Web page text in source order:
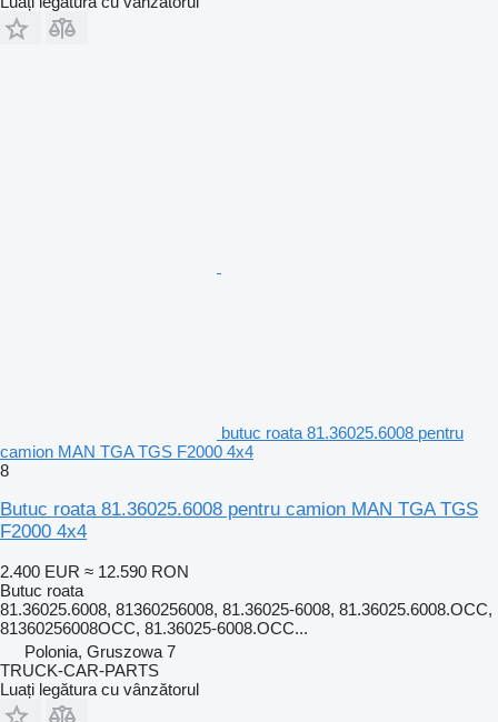
butuc roata 81.36025.6008 pentru
camion MAN TGA TGS F2000 4x4
8
Butuc roata 81.36025.6008 pentru camion MAN TGA TGS
F2000 4x4
2.400 EUR ≈ 12.590 RON
Butuc roata
81.36025.6008, 81360256008, 81.36025-6008, 81.36025.6008.OCC,
81360256008OCC, 81.36025-6008.OCC...
Polonia, Gruszowa 7
TRUCK-CAR-PARTS
Luați legătura cu vânzătorul